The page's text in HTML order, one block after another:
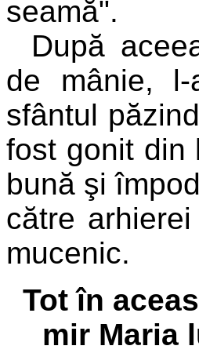
seamă".
După
de mânie,
sfântul
fost gonit din
bună şi
către
mucenic.
Tot în
mir Maria